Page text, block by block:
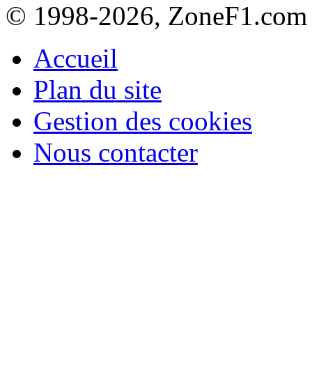
© 1998-2026, ZoneF1.com
Accueil
Plan du site
Gestion des cookies
Nous contacter